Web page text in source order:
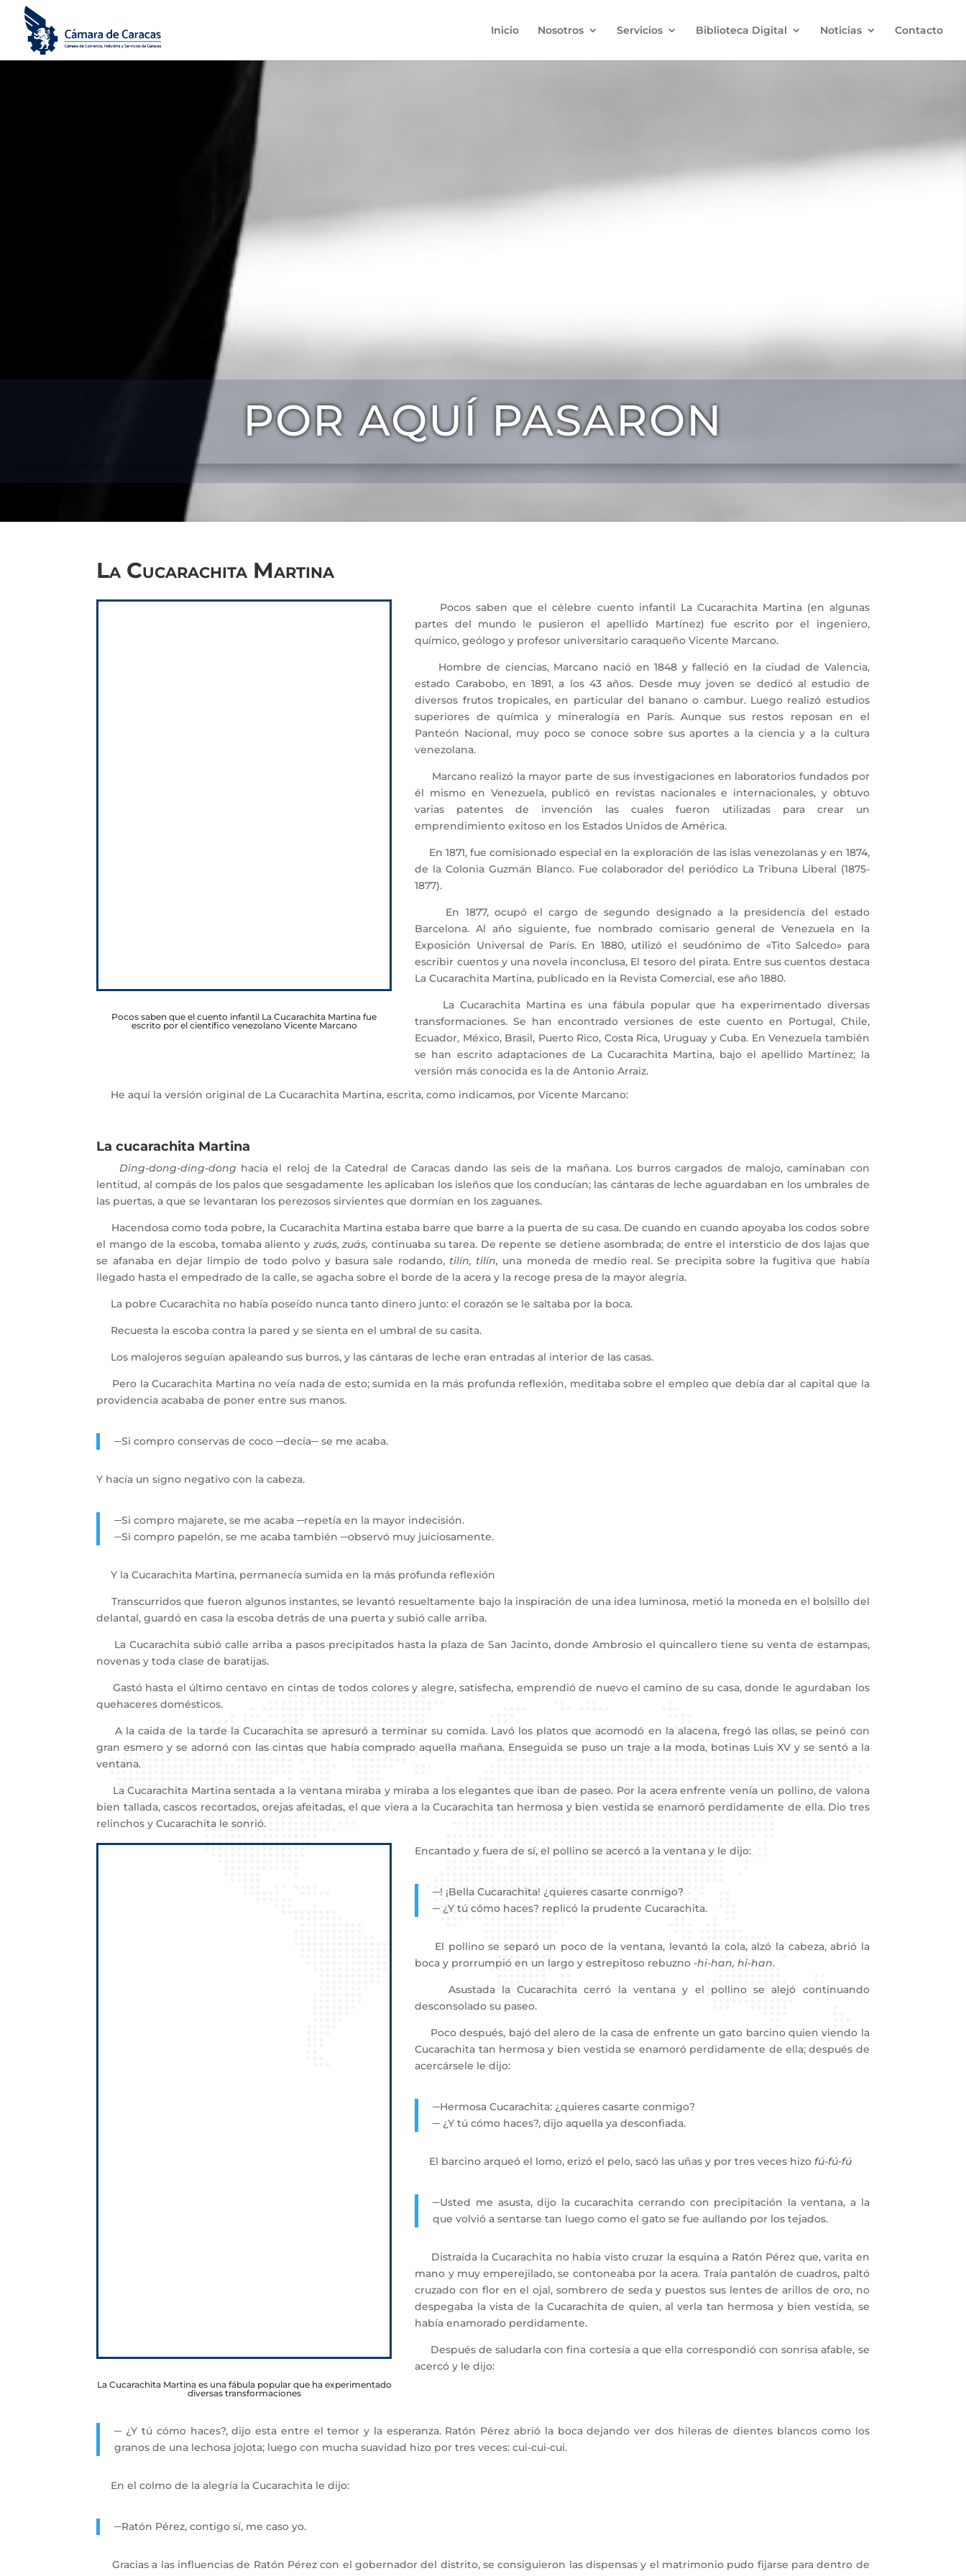
Inicio Nosotros Servicios Biblioteca Digital Noticias Contacto
POR AQUÍ PASARON
La Cucarachita Martina
Pocos saben que el cuento infantil La Cucarachita Martina fue
escrito por el científico venezolano Vicente Marcano
Pocos saben que el célebre cuento infantil La Cucarachita Martina (en algunas
partes del mundo le pusieron el apellido Martínez) fue escrito por el ingeniero,
químico, geólogo y profesor universitario caraqueño Vicente Marcano.
Hombre de ciencias, Marcano nació en 1848 y falleció en la ciudad de Valencia,
estado Carabobo, en 1891, a los 43 años. Desde muy joven se dedicó al estudio de
diversos frutos tropicales, en particular del banano o cambur. Luego realizó estudios
superiores de química y mineralogía en París. Aunque sus restos reposan en el
Panteón Nacional, muy poco se conoce sobre sus aportes a la ciencia y a la cultura
venezolana.
Marcano realizó la mayor parte de sus investigaciones en laboratorios fundados por
él mismo en Venezuela, publicó en revistas nacionales e internacionales, y obtuvo
varias patentes de invención las cuales fueron utilizadas para crear un
emprendimiento exitoso en los Estados Unidos de América.
En 1871, fue comisionado especial en la exploración de las islas venezolanas y en 1874,
de la Colonia Guzmán Blanco. Fue colaborador del periódico La Tribuna Liberal (1875-
1877).
En 1877, ocupó el cargo de segundo designado a la presidencia del estado
Barcelona. Al año siguiente, fue nombrado comisario general de Venezuela en la
Exposición Universal de París. En 1880, utilizó el seudónimo de «Tito Salcedo» para
escribir cuentos y una novela inconclusa, El tesoro del pirata. Entre sus cuentos destaca
La Cucarachita Martina, publicado en la Revista Comercial, ese año 1880.
La Cucarachita Martina es una fábula popular que ha experimentado diversas
transformaciones. Se han encontrado versiones de este cuento en Portugal, Chile,
Ecuador, México, Brasil, Puerto Rico, Costa Rica, Uruguay y Cuba. En Venezuela también
se han escrito adaptaciones de La Cucarachita Martina, bajo el apellido Martínez; la
versión más conocida es la de Antonio Arraiz.
He aquí la versión original de La Cucarachita Martina, escrita, como indicamos, por Vicente Marcano:
La cucarachita Martina
Ding-dong-ding-dong hacía el reloj de la Catedral de Caracas dando las seis de la mañana. Los burros cargados de malojo, caminaban con
lentitud, al compás de los palos que sesgadamente les aplicaban los isleños que los conducían; las cántaras de leche aguardaban en los umbrales de
las puertas, a que se levantaran los perezosos sirvientes que dormían en los zaguanes.
Hacendosa como toda pobre, la Cucarachita Martina estaba barre que barre a la puerta de su casa. De cuando en cuando apoyaba los codos sobre
el mango de la escoba, tomaba aliento y zuás, zuás, continuaba su tarea. De repente se detiene asombrada; de entre el intersticio de dos lajas que
se afanaba en dejar limpio de todo polvo y basura sale rodando, tilín, tilín, una moneda de medio real. Se precipita sobre la fugitiva que había
llegado hasta el empedrado de la calle, se agacha sobre el borde de la acera y la recoge presa de la mayor alegría.
La pobre Cucarachita no había poseído nunca tanto dinero junto: el corazón se le saltaba por la boca.
Recuesta la escoba contra la pared y se sienta en el umbral de su casita.
Los malojeros seguían apaleando sus burros, y las cántaras de leche eran entradas al interior de las casas.
Pero la Cucarachita Martina no veía nada de esto; sumida en la más profunda reflexión, meditaba sobre el empleo que debía dar al capital que la
providencia acababa de poner entre sus manos.
─Si compro conservas de coco ─decía─ se me acaba.
Y hacía un signo negativo con la cabeza.
─Si compro majarete, se me acaba ─repetía en la mayor indecisión.
─Si compro papelón, se me acaba también ─observó muy juiciosamente.
Y la Cucarachita Martina, permanecía sumida en la más profunda reflexión
Transcurridos que fueron algunos instantes, se levantó resueltamente bajo la inspiración de una idea luminosa, metió la moneda en el bolsillo del
delantal, guardó en casa la escoba detrás de una puerta y subió calle arriba.
La Cucarachita subió calle arriba a pasos precipitados hasta la plaza de San Jacinto, donde Ambrosio el quincallero tiene su venta de estampas,
novenas y toda clase de baratijas.
Gastó hasta el último centavo en cintas de todos colores y alegre, satisfecha, emprendió de nuevo el camino de su casa, donde le agurdaban los
quehaceres domésticos.
A la caida de la tarde la Cucarachita se apresuró a terminar su comida. Lavó los platos que acomodó en la alacena, fregó las ollas, se peinó con
gran esmero y se adornó con las cintas que había comprado aquella mañana. Enseguida se puso un traje a la moda, botinas Luis XV y se sentó a la
ventana.
La Cucarachita Martina sentada a la ventana miraba y miraba a los elegantes que iban de paseo. Por la acera enfrente venía un pollino, de valona
bien tallada, cascos recortados, orejas afeitadas, el que viera a la Cucarachita tan hermosa y bien vestida se enamoró perdidamente de ella. Dio tres
relinchos y Cucarachita le sonrió.
La Cucarachita Martina es una fábula popular que ha experimentado
diversas transformaciones
Encantado y fuera de sí, el pollino se acercó a la ventana y le dijo:
─! ¡Bella Cucarachita! ¿quieres casarte conmigo?
─ ¿Y tú cómo haces? replicó la prudente Cucarachita.
El pollino se separó un poco de la ventana, levantó la cola, alzó la cabeza, abrió la
boca y prorrumpió en un largo y estrepitoso rebuzno -hi-han, hi-han.
Asustada la Cucarachita cerró la ventana y el pollino se alejó continuando
desconsolado su paseo.
Poco después, bajó del alero de la casa de enfrente un gato barcino quien viendo la
Cucarachita tan hermosa y bien vestida se enamoró perdidamente de ella; después de
acercársele le dijo:
─Hermosa Cucarachita: ¿quieres casarte conmigo?
─ ¿Y tú cómo haces?, dijo aquella ya desconfiada.
El barcino arqueó el lomo, erizó el pelo, sacó las uñas y por tres veces hizofú-fú-fú
─Usted me asusta, dijo la cucarachita cerrando con precipitación la ventana, a la
que volvió a sentarse tan luego como el gato se fue aullando por los tejados.
Distraída la Cucarachita no había visto cruzar la esquina a Ratón Pérez que, varita en
mano y muy emperejilado, se contoneaba por la acera. Traía pantalón de cuadros, paltó
cruzado con flor en el ojal, sombrero de seda y puestos sus lentes de arillos de oro, no
despegaba la vista de la Cucarachita de quien, al verla tan hermosa y bien vestida, se
había enamorado perdidamente.
Después de saludarla con fina cortesía a que ella correspondió con sonrisa afable, se
acercó y le dijo:
─ ¿Y tú cómo haces?, dijo esta entre el temor y la esperanza. Ratón Pérez abrió la boca dejando ver dos hileras de dientes blancos como los
granos de una lechosa jojota; luego con mucha suavidad hizo por tres veces: cui-cui-cui.
En el colmo de la alegría la Cucarachita le dijo:
─Ratón Pérez, contigo sí, me caso yo.
Gracias a las influencias de Ratón Pérez con el gobernador del distrito, se consiguieron las dispensas y el matrimonio pudo fijarse para dentro de